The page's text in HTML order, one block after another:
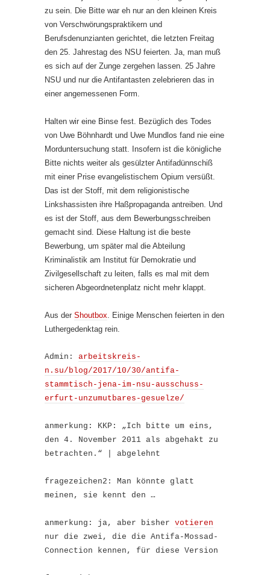
zu sein. Die Bitte war eh nur an den kleinen Kreis
von Verschwörungspraktikern und
Berufsdenunzianten gerichtet, die letzten Freitag
den 25. Jahrestag des NSU feierten. Ja, man muß
es sich auf der Zunge zergehen lassen. 25 Jahre
NSU und nur die Antifantasten zelebrieren das in
einer angemessenen Form.
Halten wir eine Binse fest. Bezüglich des Todes
von Uwe Böhnhardt und Uwe Mundlos fand nie eine
Morduntersuchung statt. Insofern ist die königliche
Bitte nichts weiter als gesülzter Antifadünnschiß
mit einer Prise evangelistischem Opium versüßt.
Das ist der Stoff, mit dem religionisti­sche
Linkshassisten ihre Haßpropaganda antreiben. Und
es ist der Stoff, aus dem Bewerbungsschreiben
gemacht sind. Diese Haltung ist die beste
Bewerbung, um später mal die Abteilung
Kriminalistik am Institut für Demokratie und
Zivilgesellschaft zu leiten, falls es mal mit dem
sicheren Abgeordnetenplatz nicht mehr klappt.
Aus der Shoutbox. Einige Menschen feierten in den
Luthergedenktag rein.
Admin: arbeitskreis-
n.su/blog/2017/10/30/antifa-
stammtisch-jena-im-nsu-ausschuss-
erfurt-unzumutbares-gesuelze/
anmerkung: KKP: „Ich bitte um eins,
den 4. November 2011 als abgehakt zu
betrachten.“ | abgelehnt
fragezeichen2: Man könnte glatt
meinen, sie kennt den …
anmerkung: ja, aber bisher votieren
nur die zwei, die die Antifa-Mossad-
Connection kennen, für diese Version